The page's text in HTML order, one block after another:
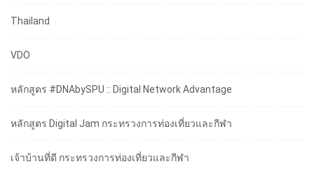
Thailand
VDO
หลักสูตร #DNAbySPU :: Digital Network Advantage
หลักสูตร Digital Jam กระทรวงการท่องเที่ยวและกีฬา
เจ้าบ้านที่ดี กระทรวงการท่องเที่ยวและกีฬา